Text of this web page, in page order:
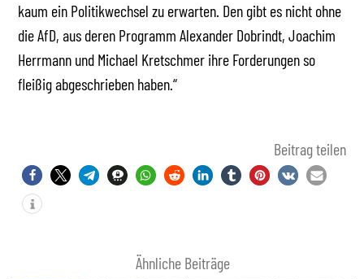
kaum ein Politikwechsel zu erwarten. Den gibt es nicht ohne
die AfD, aus deren Programm Alexander Dobrindt, Joachim
Herrmann und Michael Kretschmer ihre Forderungen so
fleißig abgeschrieben haben.“
Beitrag teilen
Ähnliche Beiträge